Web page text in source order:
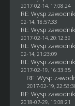
2017-02-14, 17:08:24
RE: Wysp
02-14, 18:57:33
RE: Wysp
2017-02-14, 20:12:39
RE: Wysp
02-14, 21:23:09
RE: Wysp
2017-02-19, 16:33:35
RE: Wysp
2017-02-19,
RE: Wysp
2018-07-29, 15:08:21